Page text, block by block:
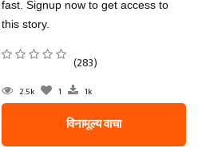
fast. Signup now to get access to
this story.
(283)
2.5k 1 1k
विनामूल्य वाचा